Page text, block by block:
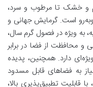
و خشک تا مرطوب و سرد،
است. گرمایش جهانی و
به ویژه در فصول گرم سال،
محافظت از فضا در برابر
دارد. همچنین، پدیده
به فضاهای قابل مسدود
تطبیق‌پذیری بالا،